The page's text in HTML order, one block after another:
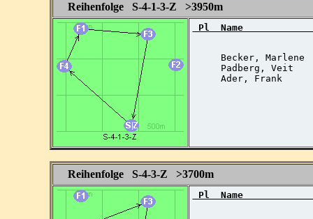
Reihenfolge S-4-1-3-Z >3950m
Pl  Name
Becker, Marlene
Padberg, Veit
Ader, Frank
Reihenfolge S-4-3-Z >3700m
Pl  Name